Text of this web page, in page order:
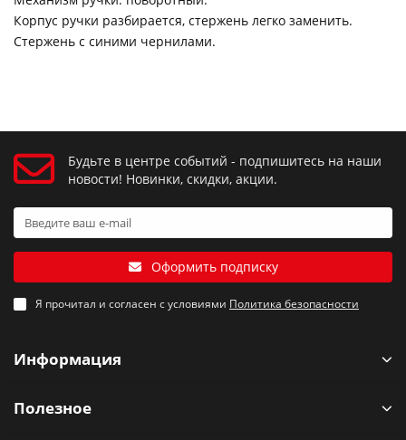
Корпус ручки разбирается, стержень легко заменить.
Стержень с синими чернилами.
Будьте в центре событий - подпишитесь на наши
новости! Новинки, скидки, акции.
Оформить подписку
Я прочитал и согласен с условиями Политика безопасности
Информация
Полезное